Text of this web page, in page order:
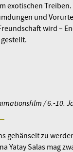
exotischen
und
wird –
/ 6.-10.
gehänselt zu
Yatay Salas mag